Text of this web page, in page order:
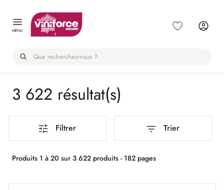
MENU
3 622 résultat(s)
Filtrer Trier
Produits 1 à 20 sur 3 622 produits - 182 pages